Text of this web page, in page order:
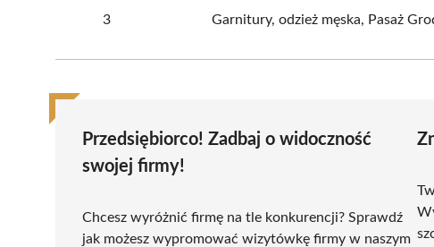
3 Garnitury, odzież męska, Pasaż
Przedsiębiorco! Zadbaj o widoczność
swojej firmy!
Chcesz wyróżnić firmę na tle konkurencji? Sprawdź
jak możesz wypromować wizytówkę firmy w naszym